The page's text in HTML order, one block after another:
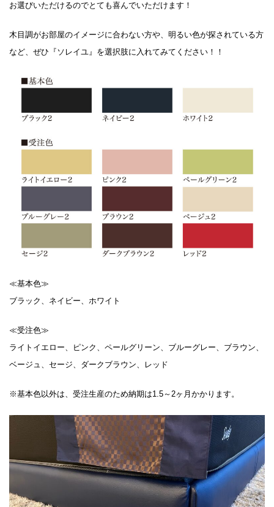
お選びいただけるのでとても喜んでいただけます！
木目調がお部屋のイメージに合わない方や、明るい色が探されている方
など、ぜひ『ソレイユ』を選択肢に入れてみてください！！
≪基本色≫
ブラック、ネイビー、ホワイト
≪受注色≫
ライトイエロー、ピンク、ペールグリーン、ブルーグレー、ブラウン、
ベージュ、セージ、ダークブラウン、レッド
※基本色以外は、受注生産のため納期は1.5～2ヶ月かかります。